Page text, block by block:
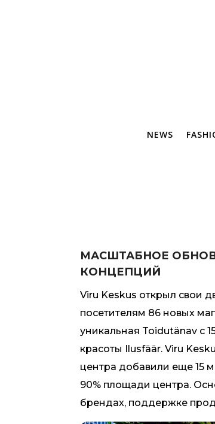
NEWS
МАСШТАБНОЕ
КОНЦЕПЦИЙ
Viru Keskus открыл свои
посетителям 86 новых
уникальная Toidutänav с
красоты Ilusfäär. Viru
центра добавили еще 15
90% площади центра.
брендах, поддержке